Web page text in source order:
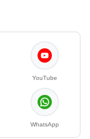
YouTube
WhatsApp